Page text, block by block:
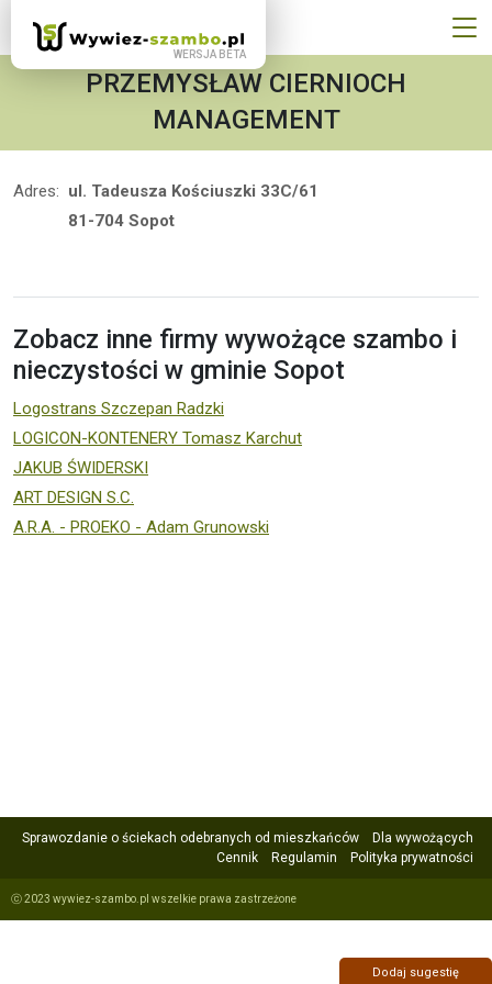
PRZEMYSŁAW CIERNIOCH
MANAGEMENT
Adres: ul. Tadeusza Kościuszki 33C/61
81-704 Sopot
Zobacz inne firmy wywożące szambo i
nieczystości w gminie Sopot
Logostrans Szczepan Radzki
LOGICON-KONTENERY Tomasz Karchut
JAKUB ŚWIDERSKI
ART DESIGN S.C.
A.R.A. - PROEKO - Adam Grunowski
Sprawozdanie o ściekach odebranych od mieszkańców
Dla wywożących
Cennik
Regulamin Polityka prywatności
ⓒ 2023 wywiez-szambo.pl wszelkie prawa zastrzeżone
Dodaj sugestię